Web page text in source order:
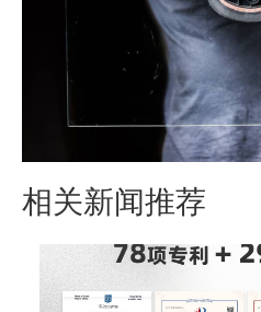
相关新闻推荐